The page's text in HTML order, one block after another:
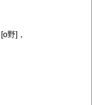
野]，